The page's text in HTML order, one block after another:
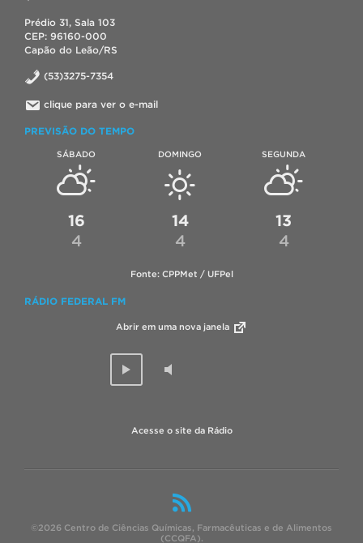
Prédio 31, Sala 103
CEP: 96160-000
Capão do Leão/RS
(53)3275-7354
clique para ver o e-mail
PREVISÃO DO TEMPO
SÁBADO
16
4
DOMINGO
14
4
SEGUNDA
13
4
Fonte: CPPMet / UFPel
RÁDIO FEDERAL FM
Abrir em uma nova janela
Acesse o site da Rádio
©2026 Centro de Ciências Químicas, Farmacêuticas e de Alimentos
(CCQFA).